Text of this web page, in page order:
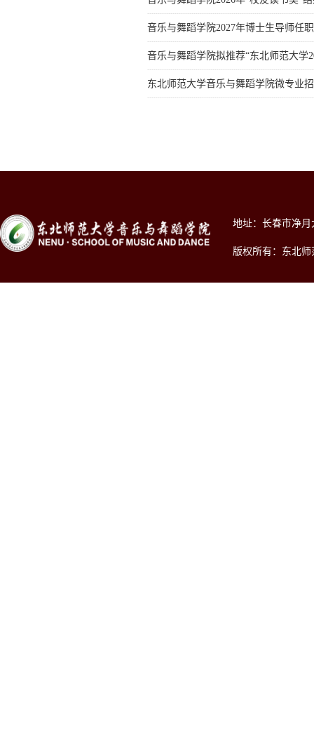
音乐与舞蹈学院2027年博士生导师任
音乐与舞蹈学院拟推荐“东北师范大学
东北师范大学音乐与舞蹈学院微专业
地址：长春市净
版权所有：东北